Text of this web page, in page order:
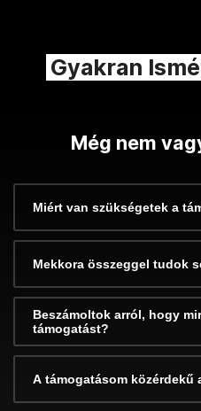
Gyakran
Még nem
Miért van szükségetek a
Mekkora összeggel tudok
Beszámoltok arról, hogy
támogatást?
A támogatásom közérdekű